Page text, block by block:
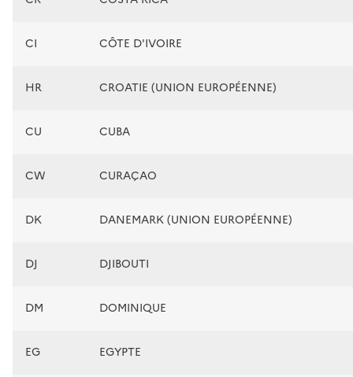
CI CÔTE D'IVOIRE
HR CROATIE (UNION EUROPÉENNE)
CU CUBA
CW CURAÇAO
DK DANEMARK (UNION EUROPÉENNE)
DJ DJIBOUTI
DM DOMINIQUE
EG EGYPTE